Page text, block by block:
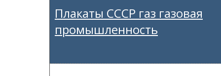
Плакаты СССР газ газовая
промышленность